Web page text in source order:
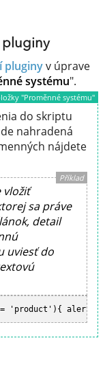
pluginy
pluginyv úprave
systému".
"Proměnné systému"
do skriptu
nahradená
nájdete
Příklad
vložiť
sa práve
detail
uviesť do
'product'){